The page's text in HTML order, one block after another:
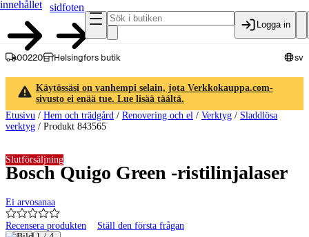
innehållet
sidfoten
Logga in
00220 Helsingfors butik sv
Käytössäsi on vanhempi selain, jota Verkkokauppa.com-
sivusto ei enää tue. Lue lisää täältä.
Etusivu / Hem och trädgård / Renovering och el / Verktyg / Sladdlösa
verktyg / Produkt 843565
Bosch Quigo Green -ristilinjalaser
Ei arvosanaa
Recensera produkten Ställ den första frågan
Slutförsäljning